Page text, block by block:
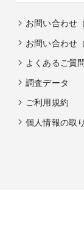
お問い合わせ
お問い合わせ
よくあるご質
調査データ
ご利用規約
個人情報の取